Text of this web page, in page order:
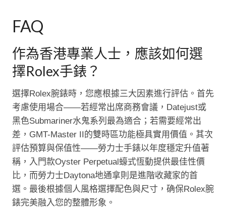
FAQ
作為香港專業人士，應該如何選
擇Rolex手錶？
選擇Rolex腕錶時，您應根據三大因素進行評估。首先
考慮使用場合——若經常出席商務會議，Datejust或
黑色Submariner水鬼系列最為適合；若需要經常出
差，GMT-Master II的雙時區功能極具實用價值。其次
評估預算與保值性——勞力士手錶以年度穩定升值著
稱，入門款Oyster Perpetual蠔式恆動提供最佳性價
比，而勞力士Daytona地通拿則是進階收藏家的首
選。最後根據個人風格選擇配色與尺寸，确保Rolex腕
錶完美融入您的整體形象。